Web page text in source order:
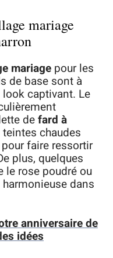
mariage
mariage pour les
de base sont à
captivant. Le
defard à
chaudes
faire ressortir
plus, quelques
le rose poudré ou
dans
anniversaire de
idées